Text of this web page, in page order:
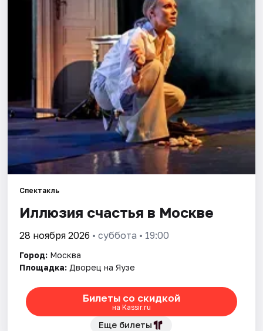
Площадки
Рейтинги
Спектакль
Иллюзия счастья в Москве
28 ноября 2026 • суббота • 19:00
Город: Москва
Площадка: Дворец на Яузе
Билеты со скидкой
на Kassir.ru
Еще билеты